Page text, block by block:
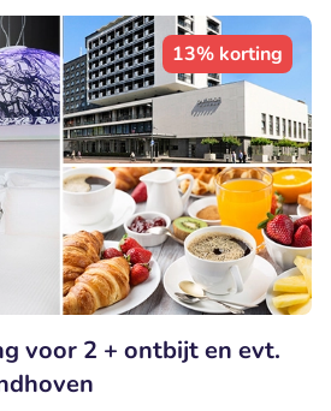
13% korting
voor 2 + ontbijt en evt.